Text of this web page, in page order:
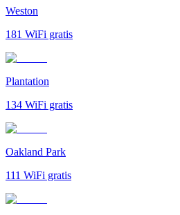
Weston
181 WiFi gratis
Plantation
134 WiFi gratis
Oakland Park
111 WiFi gratis